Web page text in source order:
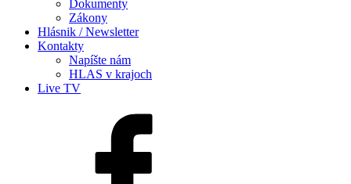
Dokumenty
Zákony
Hlásnik / Newsletter
Kontakty
Napíšte nám
HLAS v krajoch
Live TV